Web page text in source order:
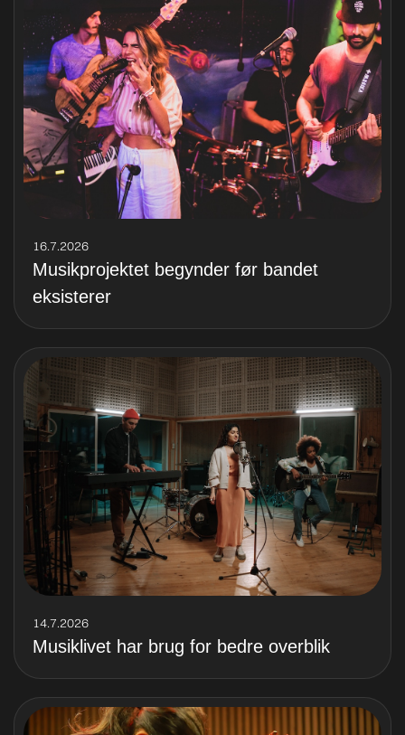
16.7.2026
Musikprojektet begynder før bandet
eksisterer
14.7.2026
Musiklivet har brug for bedre overblik